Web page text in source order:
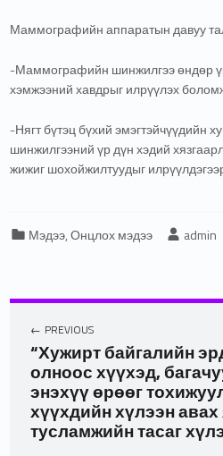
Маммографийн аппаратын давуу
-Маммографийн шинжилгээ өндөр
хэмжээний хавдрыг илрүүлэх
-Нягт бүтэц бүхий эмэгтэйчүүдийн
шинжилгээний үр дүн хэдий
жижиг шохойжилтуудыг
Categorized in:
Мэдээ,Онцлох мэдээ Written by:
admin
PREVIOUS
“Хужирт байгалийн
олноос хүүхэд,
энэхүү өрөөг
хүүхдийн хүлээн
тусламжийн тасаг